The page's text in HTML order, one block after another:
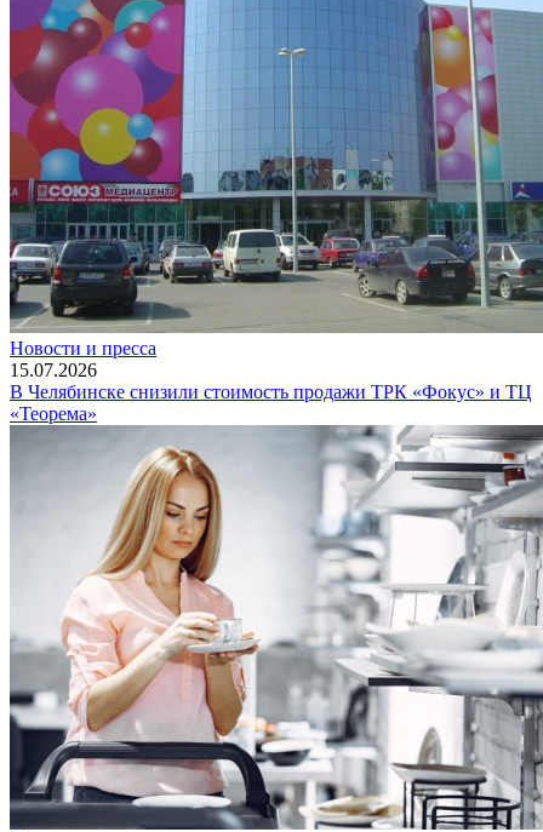
Новости и пресса
15.07.2026
В Челябинске снизили стоимость продажи ТРК «Фокус» и ТЦ
«Теорема»